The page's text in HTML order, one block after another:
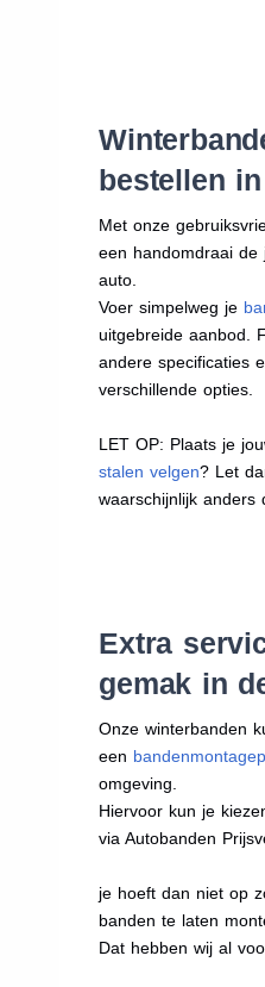
bestellen
Met onze
een handomdraai de
auto.
Voer simpelweg je
uitgebreide aanbod.
andere specificaties
verschillende opties.
LET OP: Plaats je
stalen velgen? Let
waarschijnlijk
Extra
gemak in
Onze winterbanden
een
omgeving.
Hiervoor kun je
via Autobanden
je hoeft dan niet op
banden te laten
Dat hebben wij al